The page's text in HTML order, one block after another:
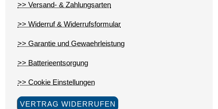
>> Versand- & Zahlungsarten
>> Widerruf & Widerrufsformular
>> Garantie und Gewaehrleistung
>> Batterieentsorgung
>> Cookie Einstellungen
VERTRAG WIDERRUFEN